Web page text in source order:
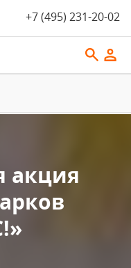
+7 (495) 231-20-02
акция